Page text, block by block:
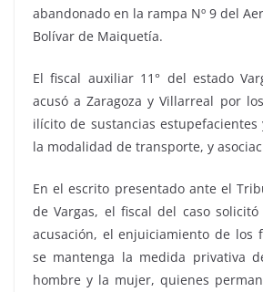
abandonado en la rampa Nº 9 del
Bolívar de Maiquetía.
El fiscal auxiliar 11° del estado
acusó a Zaragoza y Villarreal por
ilícito de sustancias estupefacientes
la modalidad de transporte, y
En el escrito presentado ante el
de Vargas, el fiscal del caso
acusación, el enjuiciamiento de los
se mantenga la medida privativa
hombre y la mujer, quienes